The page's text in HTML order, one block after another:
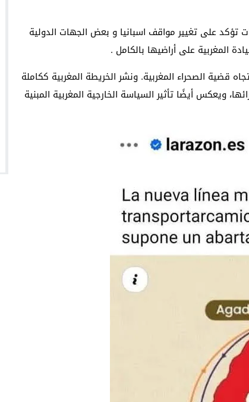
على تغيير مواقف اسبانيا و بعض الجهات الدولية
المغربية على أراضيها بالكامل .
قضية الصحراء المغربية. ونشر الخريطة المغربية ككاملة
ويعكس أيضًا تأثير السياسة الخارجية المغربية المبنية